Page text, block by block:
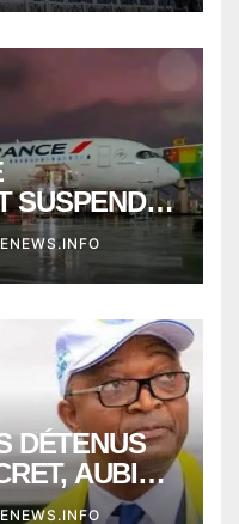
SUSPENDU
PARIS ?
DÉTENUS
AUBIN